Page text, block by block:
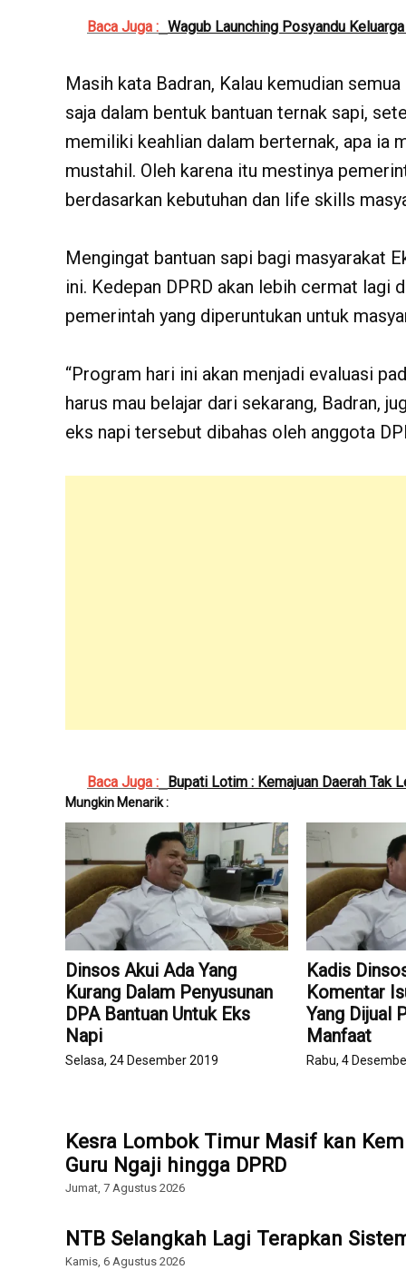
Baca Juga : Wagub Launching Posyandu
Masih kata Badran, Kalau kemudian
saja dalam bentuk bantuan ternak sapi,
memiliki keahlian dalam berternak, apa ia
mustahil. Oleh karena itu mestinya
berdasarkan kebutuhan dan life skills
Mengingat bantuan sapi bagi masyarakat
ini. Kedepan DPRD akan lebih cermat lagi
pemerintah yang diperuntukan untuk
“Program hari ini akan menjadi evaluasi
harus mau belajar dari sekarang, Badran,
eks napi tersebut dibahas oleh anggota
Baca Juga : Bupati Lotim : Kemajuan Daerah Tak
Mungkin Menarik :
Dinsos Akui Ada Yang
Kurang Dalam Penyusunan
DPA Bantuan Untuk Eks
Napi
Selasa, 24 Desember 2019
Kadis
Komentar
Yang Dijual
Manfaat
Rabu, 4
Kesra Lombok Timur Masif kan
Guru Ngaji hingga DPRD
Jumat, 7 Agustus 2026
NTB Selangkah Lagi Terapkan
Kamis, 6 Agustus 2026